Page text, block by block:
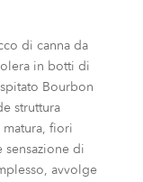
di canna da
in botti di
Bourbon
struttura
fiori
di
avvolge